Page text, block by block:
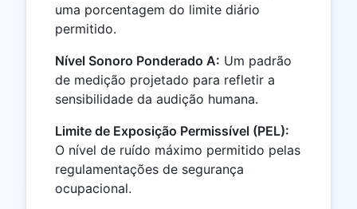
uma porcentagem do limite diário
permitido.
Nível Sonoro Ponderado A: Um padrão
de medição projetado para refletir a
sensibilidade da audição humana.
Limite de Exposição Permissível (PEL):
O nível de ruído máximo permitido pelas
regulamentações de segurança
ocupacional.